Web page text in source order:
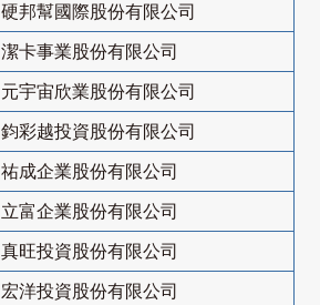
硬邦幫國際股份有限公司
潔卡事業股份有限公司
元宇宙欣業股份有限公司
鈞彩越投資股份有限公司
祐成企業股份有限公司
立富企業股份有限公司
真旺投資股份有限公司
宏洋投資股份有限公司